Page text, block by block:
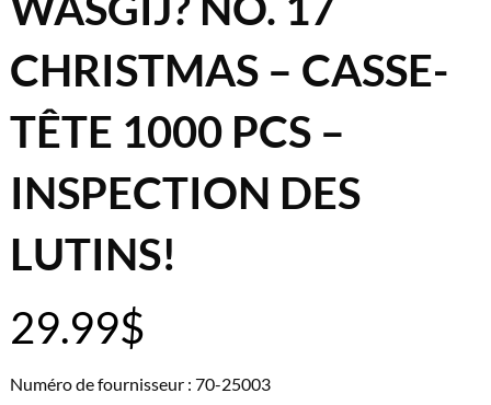
CHRISTMAS – CASSE-
TÊTE 1000 PCS –
INSPECTION DES
LUTINS!
29.99$
Numéro de fournisseur : 70-25003